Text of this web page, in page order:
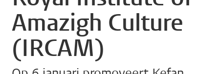
Amazigh Culture
(IRCAM)